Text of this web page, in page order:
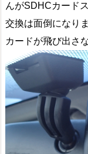
んがSDHCカード
交換は面倒になり
カードが飛び出さ